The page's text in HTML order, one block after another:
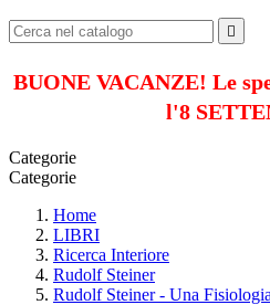

BUONE VACANZE! Le
l'8
Categorie
Categorie
Home
LIBRI
Ricerca Interiore
Rudolf Steiner
Rudolf Steiner - Una